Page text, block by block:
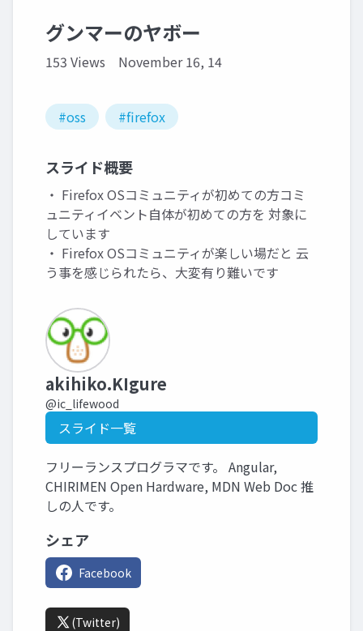
グンマーのヤボー
153 Views November 16, 14
#oss #firefox
スライド概要
・ Firefox OSコミュニティが初めての方コミ
ュニティイベント自体が初めての方を 対象に
しています
・ Firefox OSコミュニティが楽しい場だと 云
う事を感じられたら、大変有り難いです
akihiko.KIgure
@ic_lifewood
スライド一覧
フリーランスプログラマです。 Angular,
CHIRIMEN Open Hardware, MDN Web Doc 推
しの人です。
シェア
Facebook
(Twitter)